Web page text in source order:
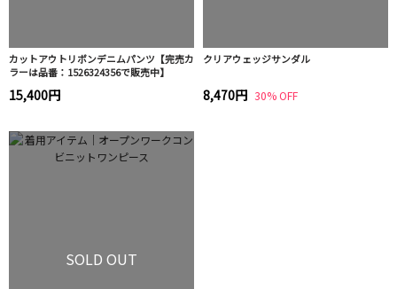
カットアウトリボンデニムパンツ【完売カ
ラーは品番：1526324356で販売中】
15,400円
クリアウェッジサンダル
8,470円 30% OFF
SOLD OUT